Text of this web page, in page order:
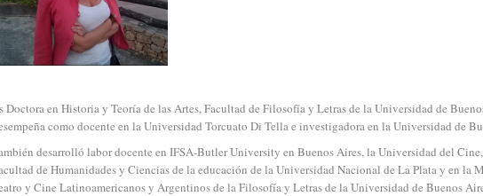
Doctora en Historia y Teoría de las Artes, Facultad de Filosofía y Letras de la Universidad de
como docente en la Universidad Torcuato Di Tella e investigadora en la Universidad de
desarrolló labor docente en IFSA-Butler University en Buenos Aires, la Universidad del
de Humanidades y Ciencias de la educación de la Universidad Nacional de La Plata y en la
y Cine Latinoamericanos y Argentinos de la Filosofía y Letras de la Universidad de Buenos